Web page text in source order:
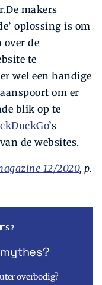
makers
oplossing is om
over de
te
wel een handige
om er
blik op te
’s
de websites.
12/2020, p.
overbodig?